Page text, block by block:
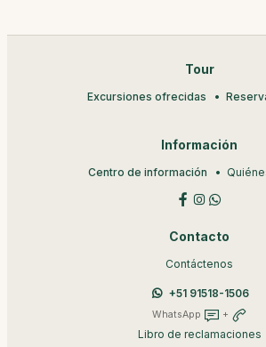
Tour
Excursiones ofrecidas
Información
Centro de información
Contacto
Contáctenos
+51 91518-1506
WhatsApp +
Libro de reclamaciones